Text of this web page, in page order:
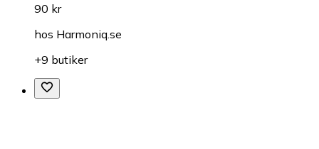
90 kr
hos Harmoniq.se
+9 butiker